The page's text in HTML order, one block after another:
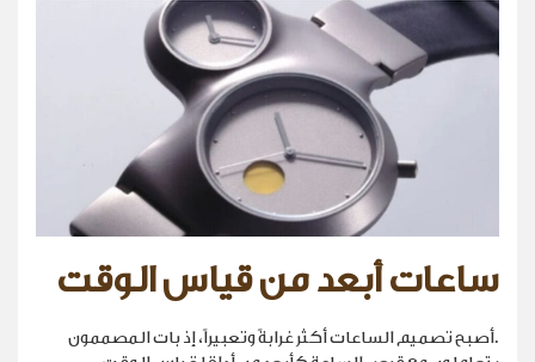
ساعات أبعد من قياس الوقت
.أصبح تصميم الساعات أكثر غرابةً وتعبيراً، إذ بات المصممون